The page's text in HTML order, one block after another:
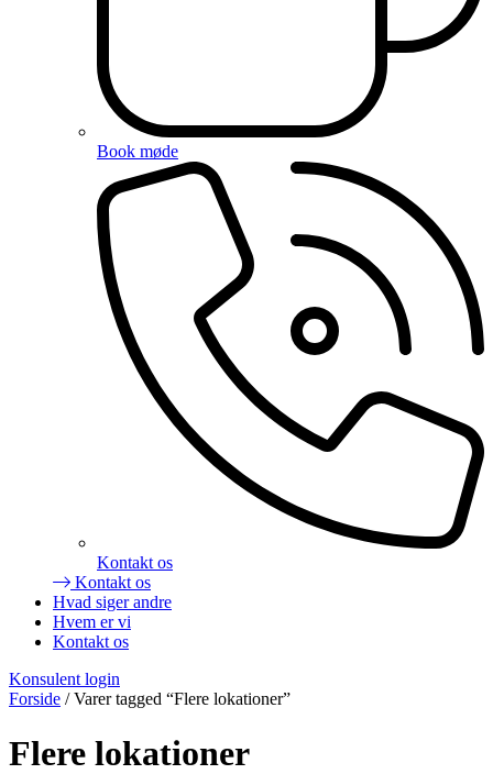
Book møde
Kontakt os
Kontakt os
Hvad siger andre
Hvem er vi
Kontakt os
Konsulent login
Forside / Varer tagged “Flere lokationer”
Flere lokationer